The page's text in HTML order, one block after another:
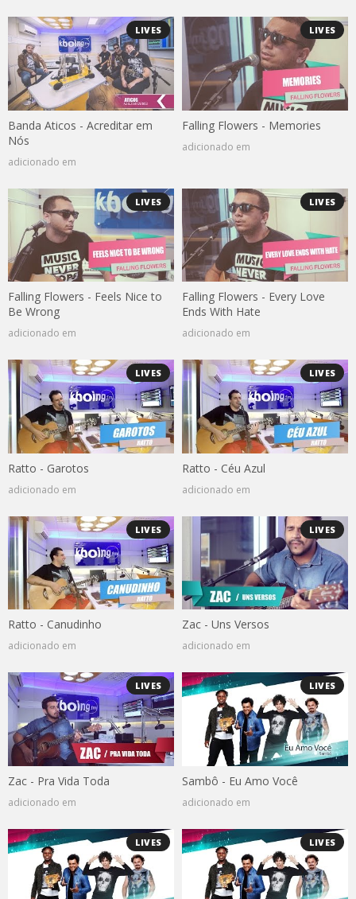
LIVES
Banda Aticos - Acreditar em
Nós
adicionado em
LIVES
Falling Flowers - Memories
adicionado em
LIVES
Falling Flowers - Feels Nice to
Be Wrong
adicionado em
LIVES
Falling Flowers - Every Love
Ends With Hate
adicionado em
LIVES
Ratto - Garotos
adicionado em
LIVES
Ratto - Céu Azul
adicionado em
LIVES
Ratto - Canudinho
adicionado em
LIVES
Zac - Uns Versos
adicionado em
LIVES
Zac - Pra Vida Toda
adicionado em
LIVES
Sambô - Eu Amo Você
adicionado em
LIVES LIVES